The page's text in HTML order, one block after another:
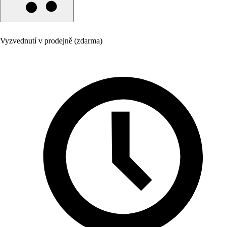
Vyzvednutí v prodejně (zdarma)